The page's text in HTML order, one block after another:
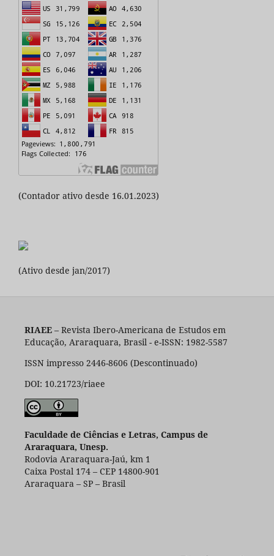
(Contador ativo desde 16.01.2023)
(Ativo desde jan/2017)
RIAEE– Revista Ibero-Americana de Estudos em
Educação, Araraquara, Brasil - e-ISSN: 1982-5587
ISSN impresso 2446-8606 (Descontinuado)
DOI: 10.21723/riaee
Faculdade de Ciências e Letras, Campus de
Araraquara, Unesp.
Rodovia Araraquara-Jaú, km 1
Caixa Postal 174 – CEP 14800-901
Araraquara – SP – Brasil